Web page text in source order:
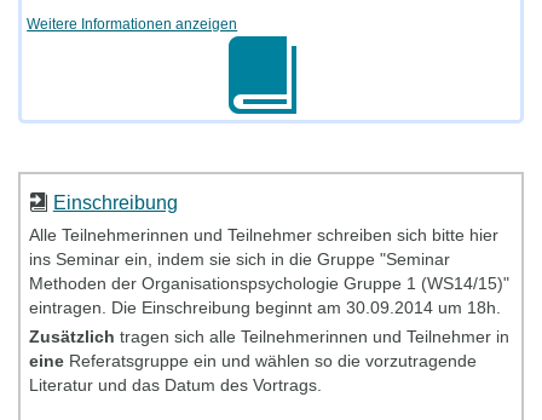
Weitere Informationen anzeigen
Einschreibung
Alle Teilnehmerinnen und Teilnehmer schreiben sich bitte hier
ins Seminar ein, indem sie sich in die Gruppe "Seminar
Methoden der Organisationspsychologie Gruppe 1 (WS14/15)"
eintragen. Die Einschreibung beginnt am 30.09.2014 um 18h.
Zusätzlich tragen sich alle Teilnehmerinnen und Teilnehmer in
eineReferatsgruppe ein und wählen so die vorzutragende
Literatur und das Datum des Vortrags.